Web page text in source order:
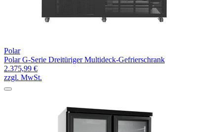
Polar
Polar G-Serie Dreitüriger Multideck-Gefrierschrank
2.375,99 €
zzgl. MwSt.